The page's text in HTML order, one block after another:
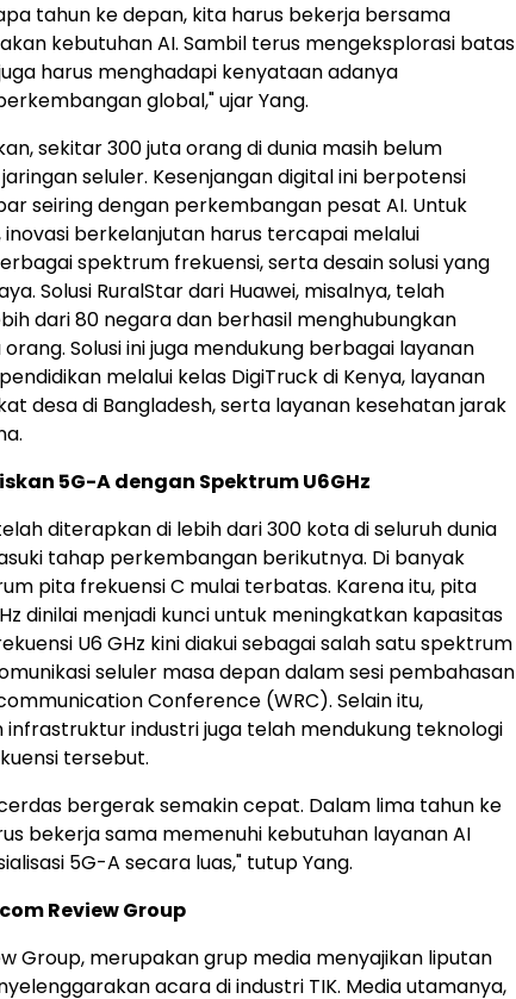
tahun ke depan, kita harus bekerja bersama
kebutuhan AI. Sambil terus mengeksplorasi batas
harus menghadapi kenyataan adanya
global," ujar Yang.
sekitar 300 juta orang di dunia masih belum
seluler. Kesenjangan digital ini berpotensi
seiring dengan perkembangan pesat AI. Untuk
berkelanjutan harus tercapai melalui
spektrum frekuensi, serta desain solusi yang
Solusi RuralStar dari Huawei, misalnya, telah
dari 80 negara dan berhasil menghubungkan
Solusi ini juga mendukung berbagai layanan
melalui kelas DigiTruck di Kenya, layanan
desa di Bangladesh, serta layanan kesehatan jarak
5G-A dengan Spektrum U6GHz
diterapkan di lebih dari 300 kota di seluruh dunia
tahap perkembangan berikutnya. Di banyak
pita frekuensi C mulai terbatas. Karena itu, pita
dinilai menjadi kunci untuk meningkatkan kapasitas
U6 GHz kini diakui sebagai salah satu spektrum
seluler masa depan dalam sesi pembahasan
Conference (WRC). Selain itu,
industri juga telah mendukung teknologi
tersebut.
bergerak semakin cepat. Dalam lima tahun ke
bekerja sama memenuhi kebutuhan layanan AI
5G-A secara luas," tutup Yang.
Review Group
Group, merupakan grup media menyajikan liputan
acara di industri TIK. Media utamanya,